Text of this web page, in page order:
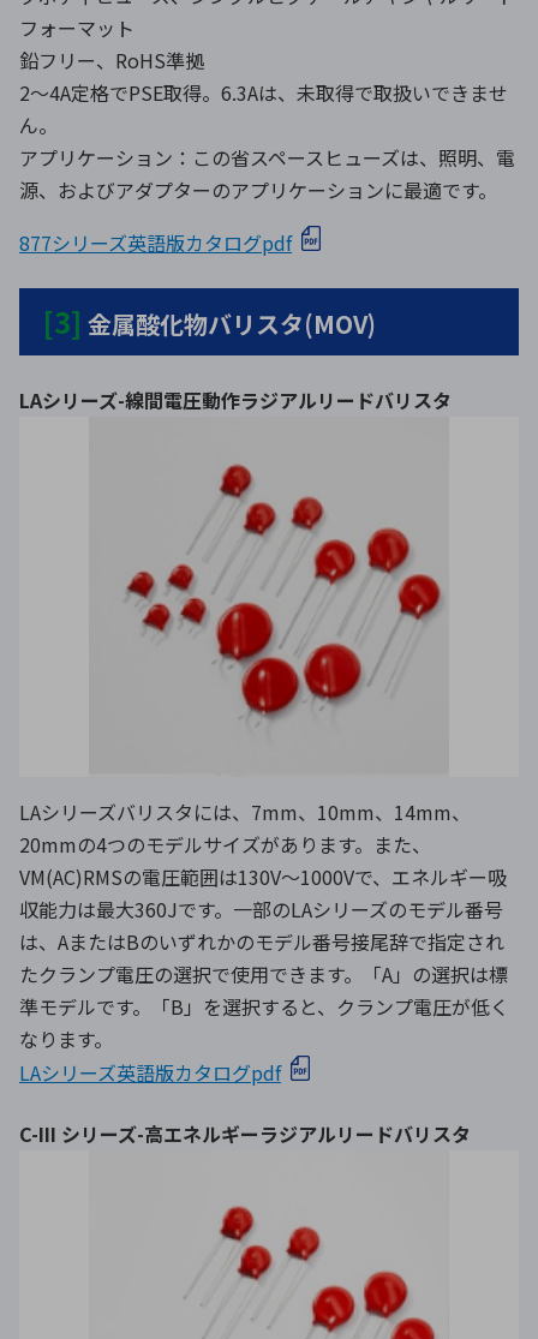
フォーマット
鉛フリー、RoHS準拠
2〜4A定格でPSE取得。6.3Aは、未取得で取扱いできませ
ん。
アプリケーション：この省スペースヒューズは、照明、電
源、およびアダプターのアプリケーションに最適です。
877シリーズ英語版カタログpdf
[3] 金属酸化物バリスタ(MOV)
LAシリーズ-線間電圧動作ラジアルリードバリスタ
LAシリーズバリスタには、7mm、10mm、14mm、
20mmの4つのモデルサイズがあります。また、
VM(AC)RMSの電圧範囲は130V〜1000Vで、エネルギー吸
収能力は最大360Jです。一部のLAシリーズのモデル番号
は、AまたはBのいずれかのモデル番号接尾辞で指定され
たクランプ電圧の選択で使用できます。「A」の選択は標
準モデルです。「B」を選択すると、クランプ電圧が低く
なります。
LAシリーズ英語版カタログpdf
C-III シリーズ-高エネルギーラジアルリードバリスタ